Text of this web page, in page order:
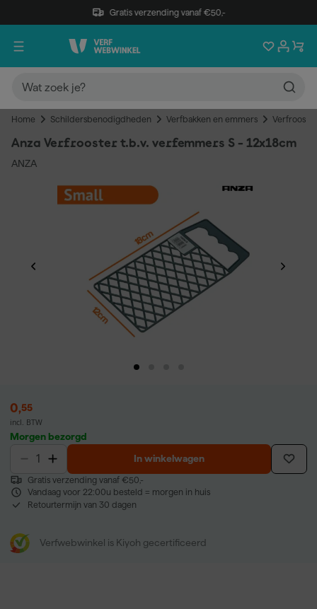
Gratis verzending vanaf €50,-
Home Schildersbenodigdheden Verfbakken en emmers
Anza Verfrooster t.b.v. verfemmers S - 12x18cm
ANZA
0,55
incl. BTW
Morgen bezorgd
In winkelwagen
Gratis verzending vanaf €50,-
Vandaag voor 22:00u besteld = morgen in huis
Retourtermijn van 30 dagen
Verfwebwinkel is Kiyoh gecertificeerd